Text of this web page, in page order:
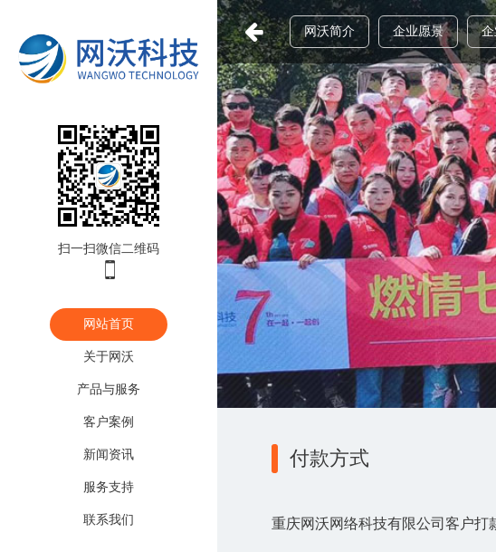
扫一扫微信二维码

网站首页
关于网沃
产品与服务
客户案例
新闻资讯
服务支持
联系我们
 网沃简介 企业愿景
付款方式
重庆网沃网络科技有限公司客户打